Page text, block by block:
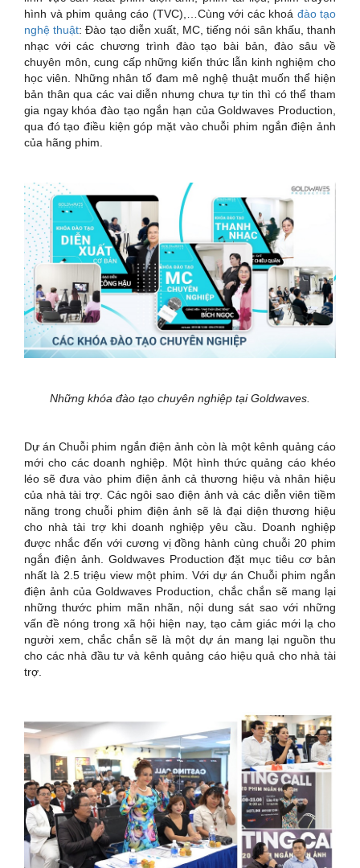
hình và phim quảng cáo (TVC),…Cùng với các khoá đào tạo
nghệ thuật: Đào tạo diễn xuất, MC, tiếng nói sân khấu, thanh
nhạc với các chương trình đào tạo bài bản, đào sâu về
chuyên môn, cung cấp những kiến thức lẫn kinh nghiệm cho
học viên. Những nhân tố đam mê nghệ thuật muốn thể hiện
bản thân qua các vai diễn nhưng chưa tự tin thì có thể tham
gia ngay khóa đào tạo ngắn hạn của Goldwaves Production,
qua đó tạo điều kiện góp mặt vào chuỗi phim ngắn điện ảnh
của hãng phim.
Những khóa đào tạo chuyên nghiệp tại Goldwaves.
Dự án Chuỗi phim ngắn điện ảnh còn là một kênh quảng cáo
mới cho các doanh nghiệp. Một hình thức quảng cáo khéo
léo sẽ đưa vào phim điện ảnh cả thương hiệu và nhân hiệu
của nhà tài trợ. Các ngôi sao điện ảnh và các diễn viên tiềm
năng trong chuỗi phim điện ảnh sẽ là đại diện thương hiệu
cho nhà tài trợ khi doanh nghiệp yêu cầu. Doanh nghiệp
được nhắc đến với cương vị đồng hành cùng chuỗi 20 phim
ngắn điện ảnh. Goldwaves Production đặt mục tiêu cơ bản
nhất là 2.5 triệu view một phim. Với dự án Chuỗi phim ngắn
điện ảnh của Goldwaves Production, chắc chắn sẽ mang lại
những thước phim mãn nhãn, nội dung sát sao với những
vấn đề nóng trong xã hội hiện nay, tạo cảm giác mới lạ cho
người xem, chắc chắn sẽ là một dự án mang lại nguồn thu
cho các nhà đầu tư và kênh quảng cáo hiệu quả cho nhà tài
trợ.